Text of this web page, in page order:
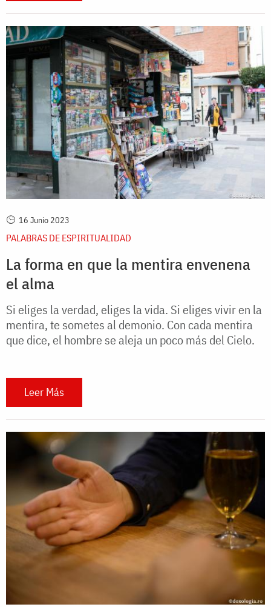
16 Junio 2023
PALABRAS DE ESPIRITUALIDAD
La forma en que la mentira envenena
el alma
Si eliges la verdad, eliges la vida. Si eliges vivir en la
mentira, te sometes al demonio. Con cada mentira
que dice, el hombre se aleja un poco más del Cielo.
Leer Más